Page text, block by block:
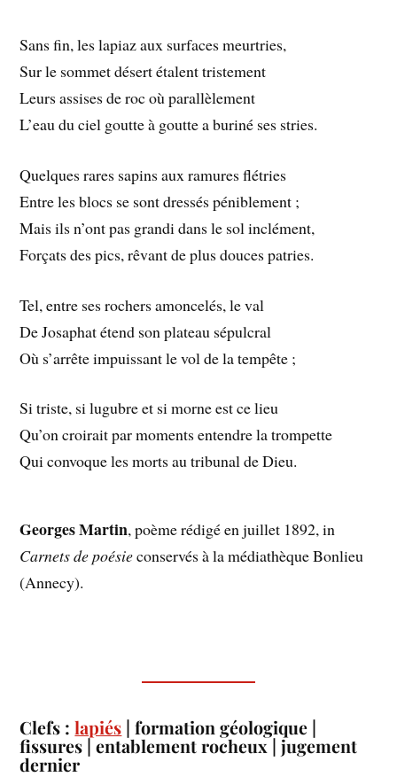
Sans fin, les lapiaz aux surfaces meurtries,
Sur le sommet désert étalent tristement
Leurs assises de roc où parallèlement
L’eau du ciel goutte à goutte a buriné ses stries.
Quelques rares sapins aux ramures flétries
Entre les blocs se sont dressés péniblement ;
Mais ils n’ont pas grandi dans le sol inclément,
Forçats des pics, rêvant de plus douces patries.
Tel, entre ses rochers amoncelés, le val
De Josaphat étend son plateau sépulcral
Où s’arrête impuissant le vol de la tempête ;
Si triste, si lugubre et si morne est ce lieu
Qu’on croirait par moments entendre la trompette
Qui convoque les morts au tribunal de Dieu.
Georges Martin, poème rédigé en juillet 1892, in
Carnets de poésieconservés à la médiathèque Bonlieu
(Annecy).
Clefs :lapiés | formation géologique |
fissures | entablement rocheux | jugement
dernier